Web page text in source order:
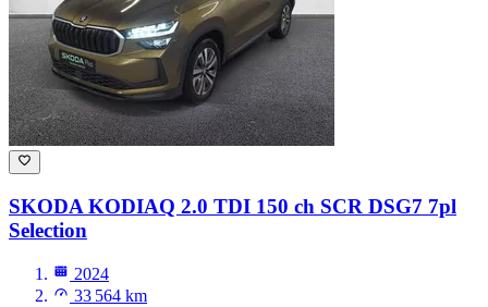
SKODA KODIAQ 2.0 TDI 150 ch SCR DSG7 7pl
Selection
2024
33 564 km